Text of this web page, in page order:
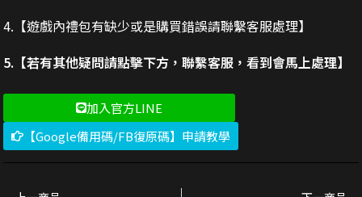
4.【遊戲內禮包有缺少或是購買錯誤請聯繫客服處理】
5.【若有其他疑問請點擊下方，聯繫客服，看到會馬上處理】
加入官方LINE
【Google備用碼/FB復原碼】申請教學